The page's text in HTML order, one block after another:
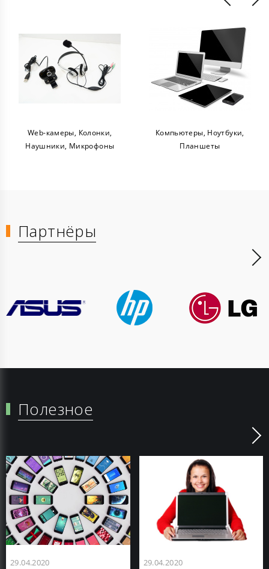
Web-камеры, Колонки,
Наушники, Микрофоны
Компьютеры, Ноутбуки,
Планшеты
Партнёры
Полезное
29.04.2020 29.04.2020